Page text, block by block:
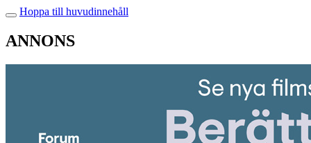
Hoppa till huvudinnehåll
ANNONS